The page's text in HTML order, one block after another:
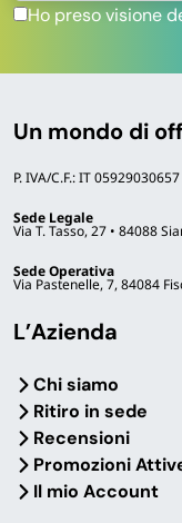
Ho preso visione
Un mondo di
P. IVA/C.F.: IT
Sede Legale
Via T. Tasso, 27 • 84088
Sede Operativa
Via Pastenelle, 7, 84084
L’Azienda
Chi siamo
Ritiro in sede
Recensioni
Promozioni
Il mio Account